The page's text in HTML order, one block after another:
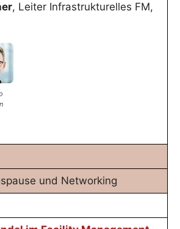
, Leiter Infrastrukturelles FM,
und Networking